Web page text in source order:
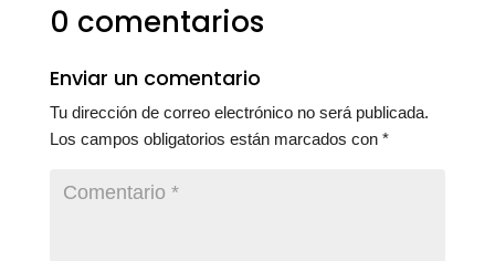
0 comentarios
Enviar un comentario
Tu dirección de correo electrónico no será publicada.
Los campos obligatorios están marcados con *